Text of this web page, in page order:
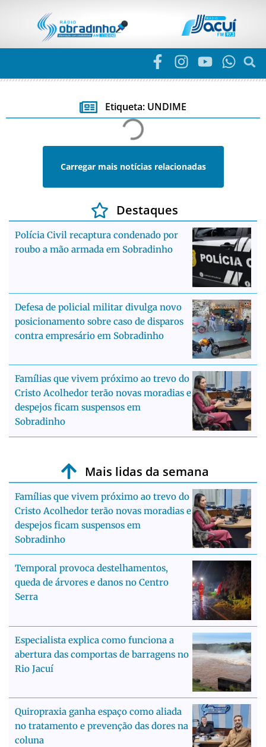
Etiqueta: UNDIME
Carregar mais notícias relacionadas
Destaques
Polícia Civil recaptura condenado por
roubo a mão armada em Sobradinho
Defesa de policial militar divulga novo
posicionamento sobre caso de disparos
contra empresário em Sobradinho
Famílias que vivem próximo ao trevo do
Cristo Acolhedor terão novas moradias e
despejos ficam suspensos em
Sobradinho
Mais lidas da semana
Famílias que vivem próximo ao trevo do
Cristo Acolhedor terão novas moradias e
despejos ficam suspensos em
Sobradinho
Temporal provoca destelhamentos,
queda de árvores e danos no Centro
Serra
Especialista explica como funciona a
abertura das comportas de barragens no
Rio Jacuí
Quiropraxia ganha espaço como aliada
no tratamento e prevenção das dores na
coluna